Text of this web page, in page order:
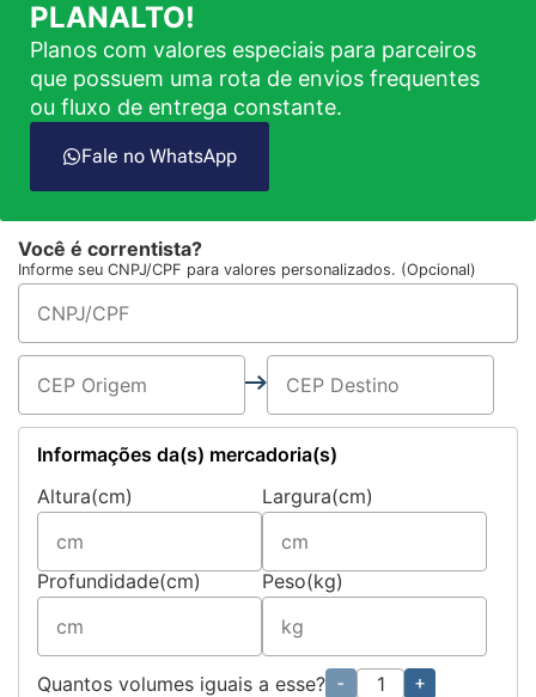
PLANALTO!
Planos com valores especiais para parceiros
que possuem uma rota de envios frequentes
ou fluxo de entrega constante.
Fale no WhatsApp
Você é correntista?
Informe seu CNPJ/CPF para valores personalizados. (Opcional)
Informações da(s) mercadoria(s)
Altura(cm)
Largura(cm)
Profundidade(cm) Peso(kg)
Quantos volumes iguais a esse? - +